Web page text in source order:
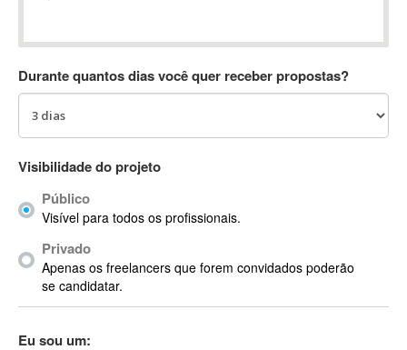
ACDSee
ACPI
Acrobat X
Acronis
ACT
Actian
Actimize
ActionScript
Active Directory
Durante quantos dias você quer receber propostas?
Visibilidade do projeto
Público
Visível para todos os profissionais.
Privado
Apenas os freelancers que forem convidados poderão
se candidatar.
Eu sou um: